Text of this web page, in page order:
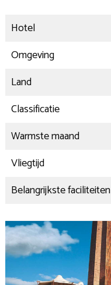
Hotel
Omgeving
Land
Classificatie
Warmste maand
Vliegtijd
Belangrijkste faciliteiten